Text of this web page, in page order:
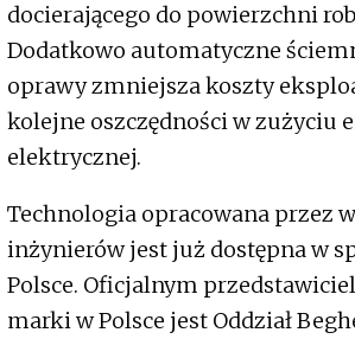
docierającego do powierzchni
Dodatkowo automatyczne
oprawy zmniejsza koszty
kolejne oszczędności w zużyciu
elektrycznej.
Technologia opracowana przez
inżynierów jest już dostępna w
Polsce. Oficjalnym
marki w Polsce jest Oddział